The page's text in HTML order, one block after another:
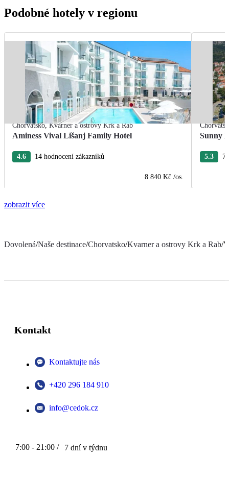
Podobné hotely v regionu
Chorvatsko,Kvarner a ostrovy Krk a Rab
Aminess Vival Lišanj Family Hotel
4.6 14 hodnocení zákazníků
8 840 Kč /os.
Sunny
5.3
zobrazit více
Dovolená/Naše destinace/Chorvatsko/Kvarner a ostrovy Krk a Rab/
Kontakt
Kontaktujte nás
+420 296 184 910
info@cedok.cz
7:00 - 21:00 / 7 dní v týdnu